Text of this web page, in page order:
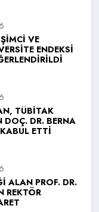
VE
ENDEKSİ
TÜBİTAK
DOÇ. DR. BERNA
ETTİ
ALAN PROF. DR.
REKTÖR